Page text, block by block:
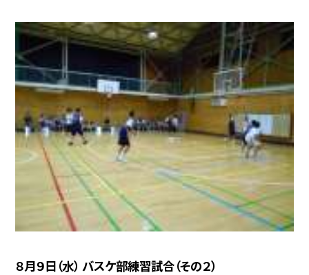
８月９日（水） バスケ部練習試合（その２）